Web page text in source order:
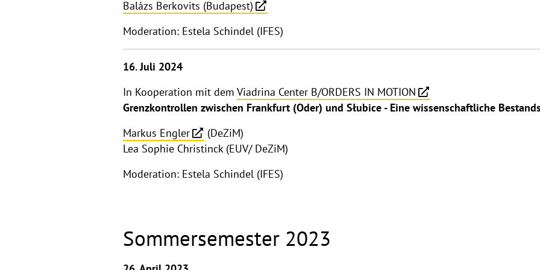
Balázs Berkovits (Budapest)
Moderation: Estela Schindel (IFES)
16. Juli 2024
In Kooperation mit dem Viadrina Center B/ORDERS IN MOTION
Grenzkontrollen zwischen Frankfurt (Oder) und Słubice - Eine wissenschaftliche
Markus Engler
(DeZiM)
Lea Sophie Christinck (EUV/ DeZiM)
Moderation: Estela Schindel (IFES)
Sommersemester 2023